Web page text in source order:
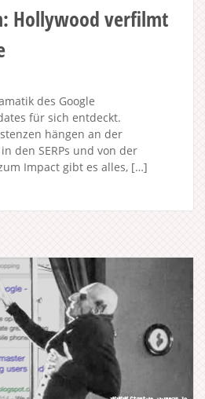
Hollywood verfilmt
des Google
für sich entdeckt.
hängen an der
den SERPs und von der
Impact gibt es alles, […]